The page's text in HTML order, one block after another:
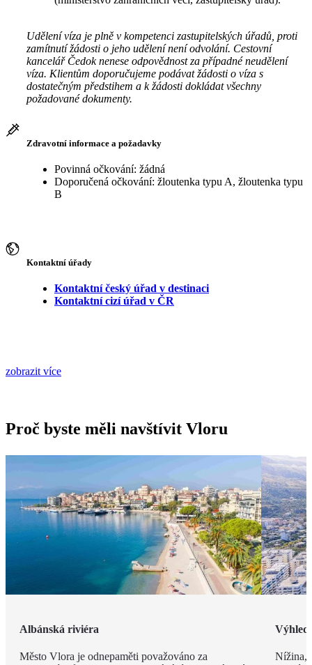
Udělení víza je plně v kompetenci zastupitelských úřadů, proti
zamítnutí žádosti o jeho udělení není odvolání. Cestovní
kancelář Čedok nenese odpovědnost za případné neudělení
víza. Klientům doporučujeme podávat žádosti o víza s
dostatečným předstihem a k žádosti dokládat všechny
požadované dokumenty.
Zdravotní informace a požadavky
Povinná očkování: žádná
Doporučená očkování: žloutenka typu A, žloutenka typu
B
Kontaktní úřady
Kontaktní český úřad v destinaci
Kontaktní cizí úřad v ČR
zobrazit více
Proč byste měli navštívit Vloru
Albánská riviéra
Město Vlora je odnepaměti považováno za
Výhled
Nížina,